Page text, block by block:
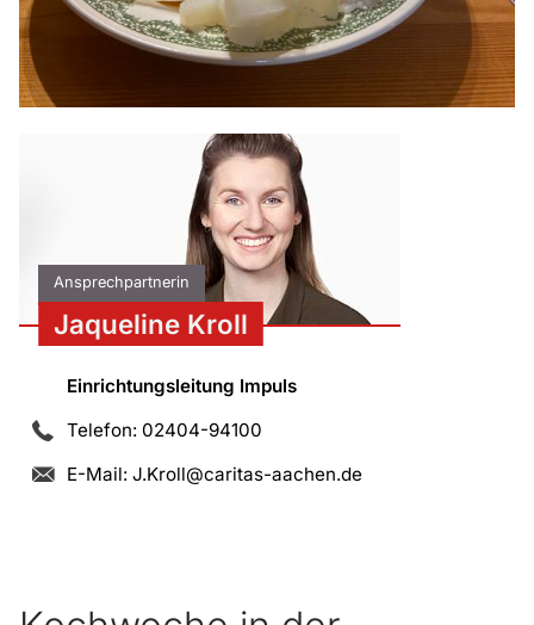
Ansprechpartnerin
Jaqueline Kroll
Einrichtungsleitung Impuls
Telefon: 02404-94100
E-Mail: J.Kroll@caritas-aachen.de